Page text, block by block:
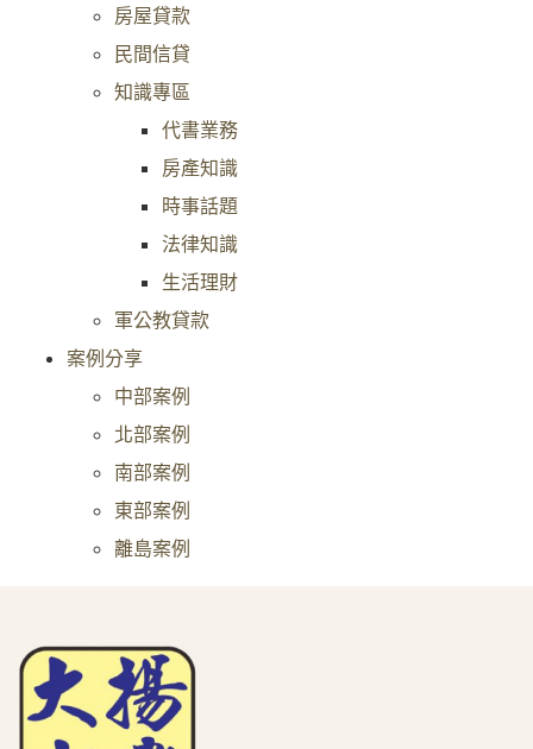
房屋貸款
民間信貸
知識專區
代書業務
房產知識
時事話題
法律知識
生活理財
軍公教貸款
案例分享
中部案例
北部案例
南部案例
東部案例
離島案例